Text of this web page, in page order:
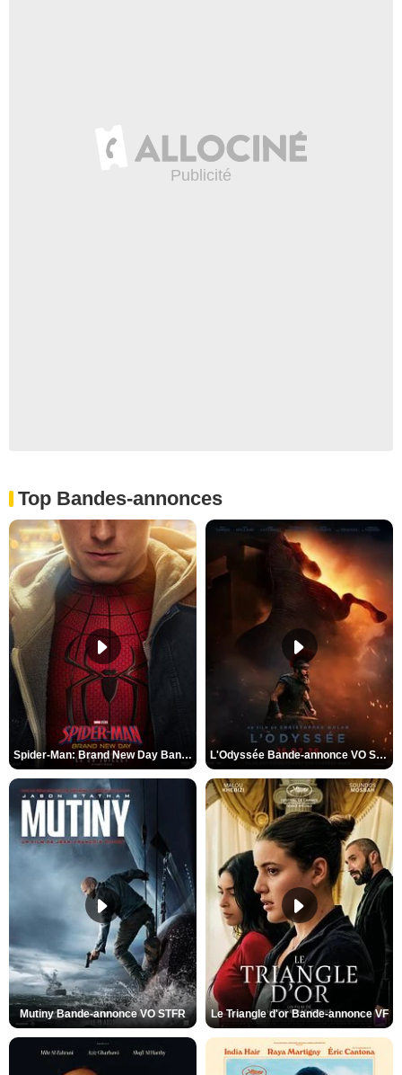
Top Bandes-annonces
Spider-Man: Brand New Day Bande-annonce VO STFR L'Odyssée Bande-annonce VO STFR
Mutiny Bande-annonce VO STFR Le Triangle d'or Bande-annonce VF